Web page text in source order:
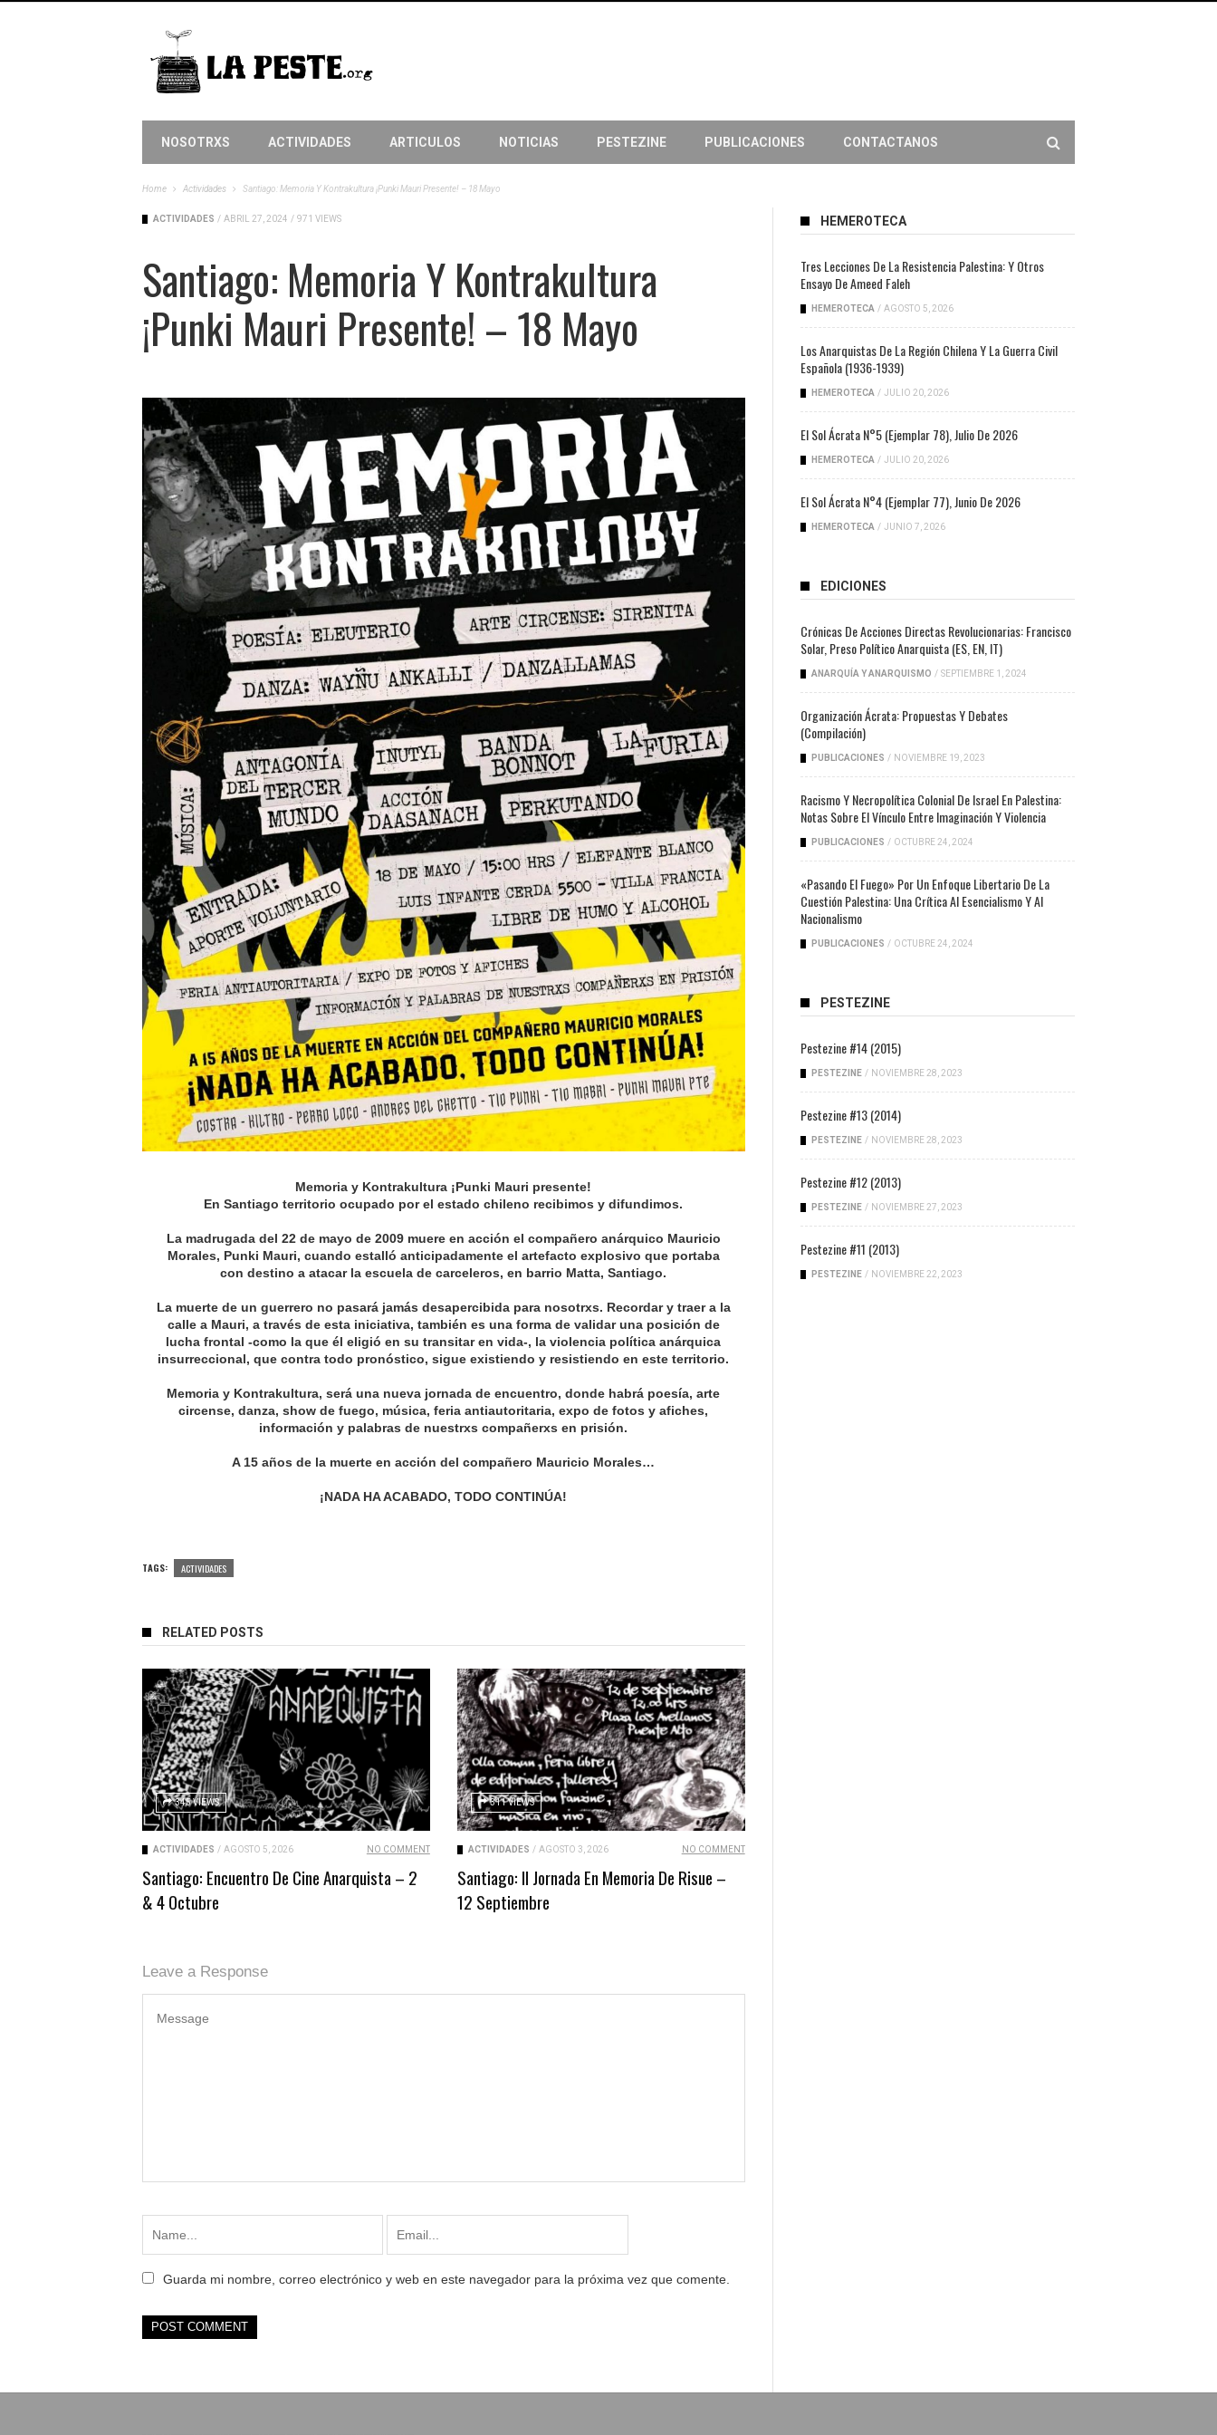
NOSOTRXS ACTIVIDADES ARTICULOS NOTICIAS PESTEZINE PUBLICACIONES CONTACTANOS
Home Actividades Santiago: Memoria Y Kontrakultura ¡Punki Mauri Presente! – 18 Mayo
ACTIVIDADES / ABRIL 27, 2024 / 971 VIEWS
Santiago: Memoria Y Kontrakultura
¡Punki Mauri Presente! – 18 Mayo
Memoria y Kontrakultura ¡Punki Mauri presente!
En Santiago territorio ocupado por el estado chileno recibimos y difundimos.
La madrugada del 22 de mayo de 2009 muere en acción el compañero anárquico Mauricio
Morales, Punki Mauri, cuando estalló anticipadamente el artefacto explosivo que portaba
con destino a atacar la escuela de carceleros, en barrio Matta, Santiago.
La muerte de un guerrero no pasará jamás desapercibida para nosotrxs. Recordar y traer a la
calle a Mauri, a través de esta iniciativa, también es una forma de validar una posición de
lucha frontal -como la que él eligió en su transitar en vida-, la violencia política anárquica
insurreccional, que contra todo pronóstico, sigue existiendo y resistiendo en este territorio.
Memoria y Kontrakultura, será una nueva jornada de encuentro, donde habrá poesía, arte
circense, danza, show de fuego, música, feria antiautoritaria, expo de fotos y afiches,
información y palabras de nuestrxs compañerxs en prisión.
A 15 años de la muerte en acción del compañero Mauricio Morales…
¡NADA HA ACABADO, TODO CONTINÚA!
TAGS: ACTIVIDADES
RELATED POSTS
345 VIEWS
ACTIVIDADES / AGOSTO 5, 2026 NO COMMENT
Santiago: Encuentro De Cine Anarquista – 2
& 4 Octubre
311 VIEWS
ACTIVIDADES / AGOSTO 3, 2026 NO COMMENT
Santiago: II Jornada En Memoria De Risue –
12 Septiembre
Leave a Response
Guarda mi nombre, correo electrónico y web en este navegador para la próxima vez que comente.
HEMEROTECA
Tres Lecciones De La Resistencia Palestina: Y Otros
Ensayo De Ameed Faleh
HEMEROTECA / AGOSTO 5, 2026
Los Anarquistas De La Región Chilena Y La Guerra Civil
Española (1936-1939)
HEMEROTECA / JULIO 20, 2026
El Sol Ácrata N°5 (ejemplar 78), Julio De 2026
HEMEROTECA / JULIO 20, 2026
El Sol Ácrata N°4 (ejemplar 77), Junio De 2026
HEMEROTECA / JUNIO 7, 2026
EDICIONES
Crónicas De Acciones Directas Revolucionarias: Francisco
Solar, Preso Político Anarquista (ES, EN, IT)
ANARQUÍA Y ANARQUISMO / SEPTIEMBRE 1, 2024
Organización Ácrata: Propuestas Y Debates
(compilación)
PUBLICACIONES / NOVIEMBRE 19, 2023
Racismo Y Necropolítica Colonial De Israel En Palestina:
Notas Sobre El Vínculo Entre Imaginación Y Violencia
PUBLICACIONES / OCTUBRE 24, 2024
«Pasando El Fuego» Por Un Enfoque Libertario De La
Cuestión Palestina: Una Crítica Al Esencialismo Y Al
Nacionalismo
PUBLICACIONES / OCTUBRE 24, 2024
PESTEZINE
Pestezine #14 (2015)
PESTEZINE / NOVIEMBRE 28, 2023
Pestezine #13 (2014)
PESTEZINE / NOVIEMBRE 28, 2023
Pestezine #12 (2013)
PESTEZINE / NOVIEMBRE 27, 2023
Pestezine #11 (2013)
PESTEZINE / NOVIEMBRE 22, 2023